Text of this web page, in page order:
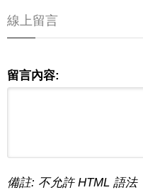
線上留言
留言內容:
備註: 不允許 HTML 語法